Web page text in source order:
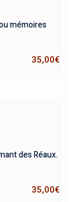
mémoires
35,00€
des Réaux.
35,00€